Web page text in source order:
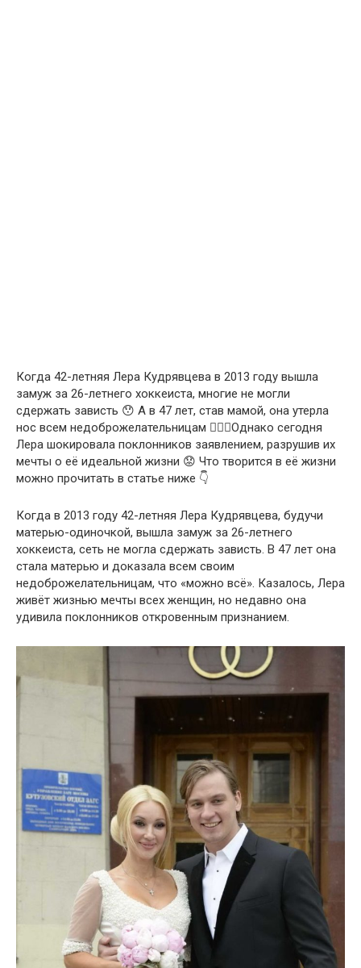
Когда 42-летняя Лера Кудрявцева в 2013 году вышла
замуж за 26-летнего хоккеиста, многие не могли
сдержать зависть 😯 А в 47 лет, став мамой, она утерла
нос всем недоброжелательницам 💁🏼‍♀️Однако сегодня
Лера шокировала поклонников заявлением, разрушив их
мечты о её идеальной жизни 😟 Что творится в её жизни
можно прочитать в статье ниже 👇
Когда в 2013 году 42-летняя Лера Кудрявцева, будучи
матерью-одиночкой, вышла замуж за 26-летнего
хоккеиста, сеть не могла сдержать зависть. В 47 лет она
стала матерью и доказала всем своим
недоброжелательницам, что «можно всё». Казалось, Лера
живёт жизнью мечты всех женщин, но недавно она
удивила поклонников откровенным признанием.